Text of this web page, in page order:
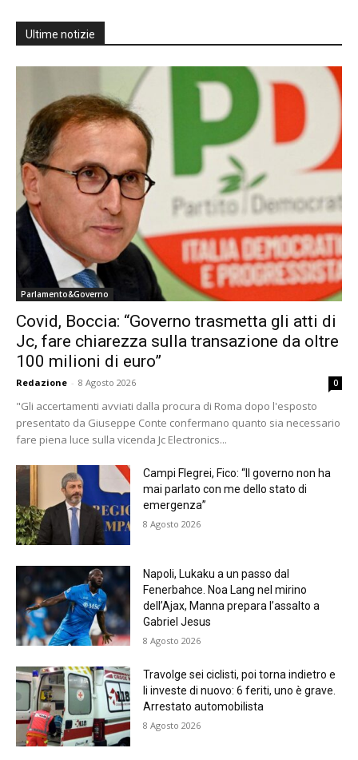
Ultime notizie
Parlamento&Governo
Covid, Boccia: “Governo trasmetta gli atti di
Jc, fare chiarezza sulla transazione da oltre
100 milioni di euro”
Redazione - 8 Agosto 2026 0
"Gli accertamenti avviati dalla procura di Roma dopo l'esposto
presentato da Giuseppe Conte confermano quanto sia necessario
fare piena luce sulla vicenda Jc Electronics...
Campi Flegrei, Fico: “Il governo non ha
mai parlato con me dello stato di
emergenza”
8 Agosto 2026
Napoli, Lukaku a un passo dal
Fenerbahce. Noa Lang nel mirino
dell’Ajax, Manna prepara l’assalto a
Gabriel Jesus
8 Agosto 2026
Travolge sei ciclisti, poi torna indietro e
li investe di nuovo: 6 feriti, uno è grave.
Arrestato automobilista
8 Agosto 2026